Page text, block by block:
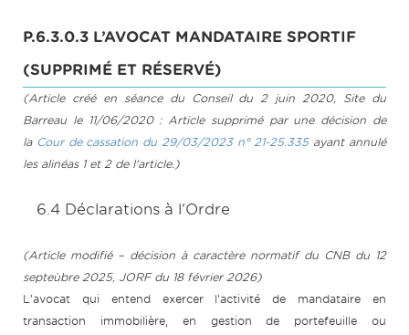
P.6.3.0.3 L’AVOCAT MANDATAIRE SPORTIF
(SUPPRIMÉ ET RÉSERVÉ)
(Article créé en séance du Conseil du 2 juin 2020, Site du
Barreau le 11/06/2020 : Article supprimé par une décision de
la Cour de cassation du 29/03/2023 n° 21-25.335 ayant annulé
les alinéas 1 et 2 de l'article.)
6.4 Déclarations à l'Ordre
(Article modifié – décision à caractère normatif du CNB du 12
septeùbre 2025, JORF du 18 février 2026)
L'avocat qui entend exercer l'activité de mandataire en
transaction immobilière, en gestion de portefeuille ou